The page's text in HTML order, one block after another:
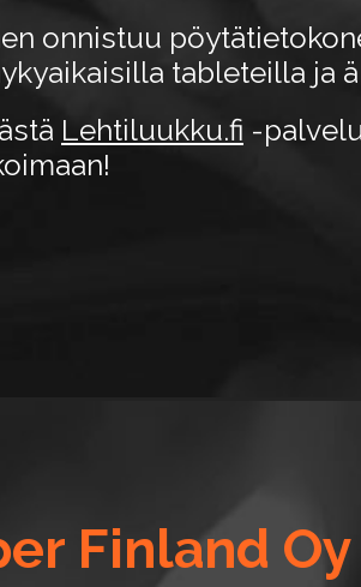
onnistuu
tableteilla ja
Lehtiluukku.fi -
Finland Oy